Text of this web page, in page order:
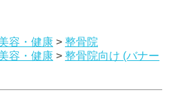
容・健康 > 整骨院
容・健康 > 整骨院向け (バナー